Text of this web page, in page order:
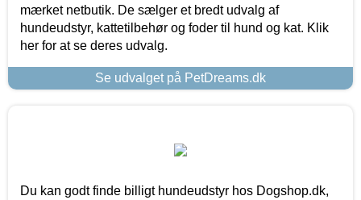
mærket netbutik. De sælger et bredt udvalg af
hundeudstyr, kattetilbehør og foder til hund og kat. Klik
her for at se deres udvalg.
Se udvalget på PetDreams.dk
Du kan godt finde billigt hundeudstyr hos Dogshop.dk,